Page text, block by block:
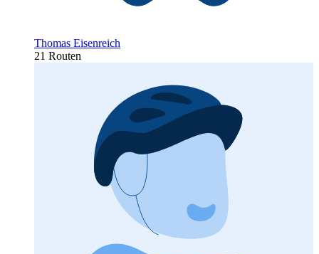
Thomas Eisenreich
21 Routen